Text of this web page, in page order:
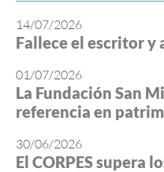
14/07/2026
Fallece el escritor y
01/07/2026
La Fundación San
referencia en
30/06/2026
El CORPES supera